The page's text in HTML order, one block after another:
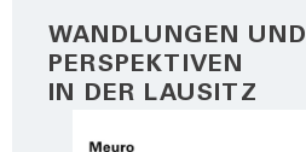
WANDLUNGEN UND
PERSPEKTIVEN
IN DER LAUSITZ